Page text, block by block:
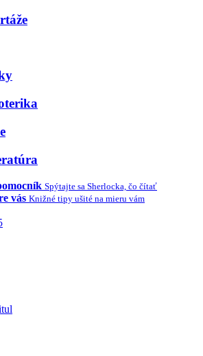
Spýtajte sa Sherlocka, čo čítať
vás Knižné tipy ušité na mieru vám